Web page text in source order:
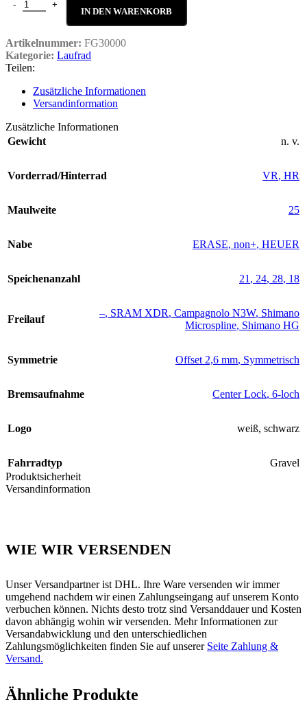
IN DEN WARENKORB
Artikelnummer: FG30000
Kategorie: Laufrad
Teilen:
Zusätzliche Informationen
Versandinformation
Zusätzliche Informationen
Gewicht
n. v.
Vorderrad/Hinterrad VR, HR
Maulweite 25
Nabe ERASE, non+, HEUER
Speichenanzahl 21 , 24, 28, 18
Freilauf
–, SRAM XDR, Campagnolo N3W, Shimano
Microspline, Shimano HG
Symmetrie Offset 2,6 mm, Symmetrisch
Bremsaufnahme Center Lock, 6-loch
Logo weiß, schwarz
Fahrradtyp
Gravel
Produktsicherheit
Versandinformation
WIE WIR VERSENDEN
Unser Versandpartner ist DHL. Ihre Ware versenden wir immer
umgehend nachdem wir einen Zahlungseingang auf unserem Konto
verbuchen können. Nichts desto trotz sind Versanddauer und Kosten
davon abhängig wohin wir versenden. Mehr Informationen zur
Versandabwicklung und den unterschiedlichen
Zahlungsmöglichkeiten finden Sie auf unserer Seite Zahlung &
Versand.
Ähnliche Produkte